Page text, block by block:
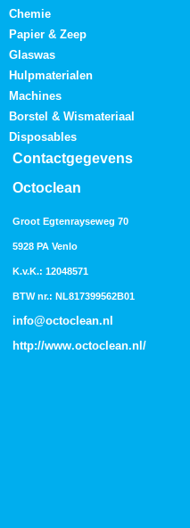
Chemie
Papier & Zeep
Glaswas
Hulpmaterialen
Machines
Borstel & Wismateriaal
Disposables
Contactgegevens
Octoclean
Groot Egtenrayseweg 70
5928 PA Venlo
K.v.K.: 12048571
BTW nr.: NL817399562B01
info@octoclean.nl
http://www.octoclean.nl /